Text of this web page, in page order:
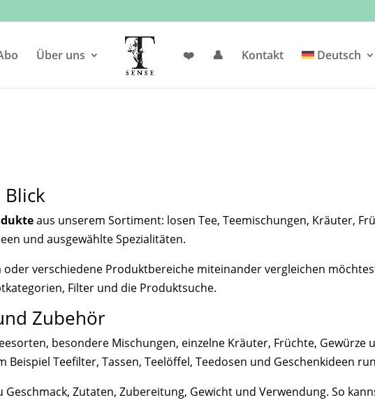
Über uns ❤️ 👤 Kontakt Deutsch
Products
aus unserem Sortiment: losen Tee, Teemischungen, Kräuter,
und ausgewählte Spezialitäten.
verschiedene Produktbereiche miteinander vergleichen
Filter und die Produktsuche.
Zubehör
besondere Mischungen, einzelne Kräuter, Früchte, Gewürze
Teefilter, Tassen, Teelöffel, Teedosen und Geschenkideen
Geschmack, Zutaten, Zubereitung, Gewicht und Verwendung. So